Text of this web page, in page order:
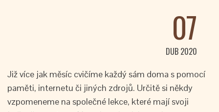
07
DUB 2020
Již více jak měsíc cvičíme každý sám doma s pomocí
paměti, internetu či jiných zdrojů. Určitě si někdy
vzpomeneme na společné lekce, které mají svoji